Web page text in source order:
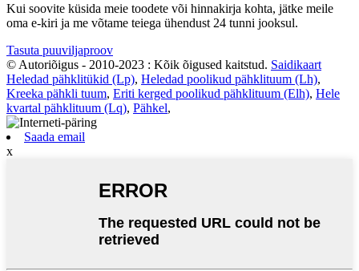
Kui soovite küsida meie toodete või hinnakirja kohta, jätke meile
oma e-kiri ja me võtame teiega ühendust 24 tunni jooksul.
Tasuta puuviljaproov
© Autoriõigus - 2010-2023 : Kõik õigused kaitstud. Saidikaart
Heledad pähklitükid (Lp), Heledad poolikud pähklituum (Lh),
Kreeka pähkli tuum, Eriti kerged poolikud pähklituum (Elh), Hele
kvartal pähklituum (Lq), Pähkel,
Saada email
x